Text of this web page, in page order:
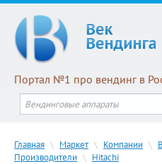
Портал №1 про вендинг в
Главная \ Маркет \ Компании \
Производители \ Hitachi